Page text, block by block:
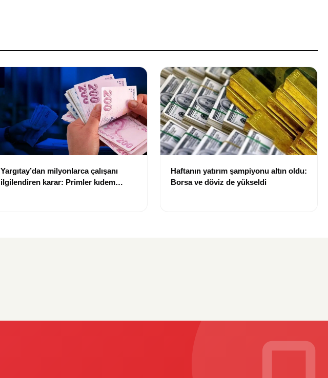
Yargıtay’dan milyonlarca çalışanı
ilgilendiren karar: Primler kıdem
Haftanın yatırım şampiyonu altın oldu:
Borsa ve döviz de yükseldi